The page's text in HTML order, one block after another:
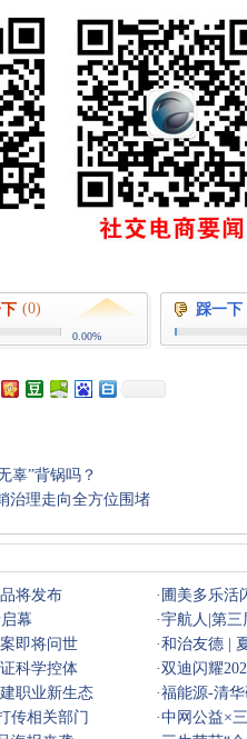
(0)
0.00%
踩一下
辜”背锅吗？
治理走向全方位围堵
将发布 · 圃美多乐活
奖
幕 ·宇航人|第
即将问世 ·和治友德 |
科学控体 ·双迪闪耀
职业新生态 ·福能源-清
传相关部门 ·中网公益×